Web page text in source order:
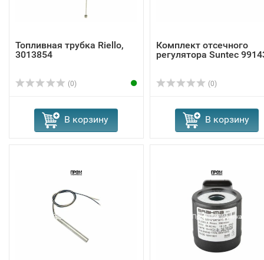
Топливная трубка Riello,
3013854
(0)
В корзину
Комплект отсечного
регулятора Suntec
(0)
В корзину